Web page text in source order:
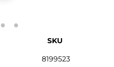
SKU
8199523